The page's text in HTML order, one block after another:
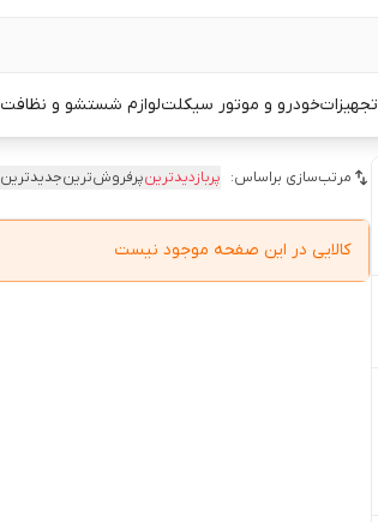
تجهیزاتخودرو و موتور سیکلتلوازم شستشو و نظافت
مرتب‌سازی براساس: پربازدیدترینپرفروش‌ترینجدیدترین
کالایی در این صفحه موجود نیست